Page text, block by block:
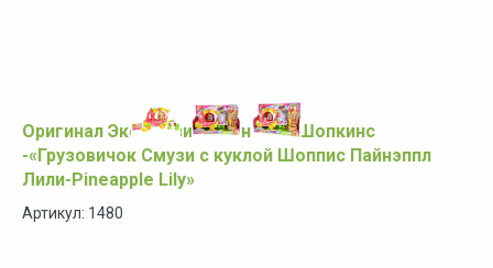
Оригинал Эксклюзивный набор Шопкинс
-«Грузовичок Смузи с куклой Шоппис Пайнэппл
Лили-Pineapple Lily»
Артикул: 1480